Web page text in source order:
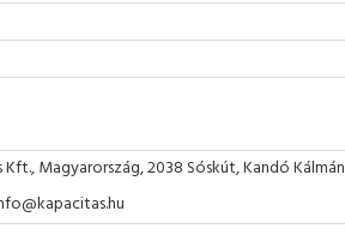
Magyarország, 2038 Sóskút, Kandó Kálmán